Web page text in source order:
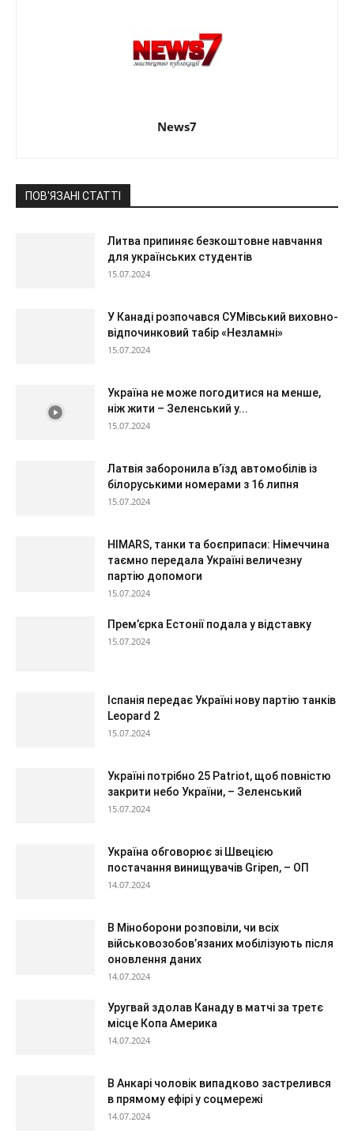
News7
ПОВ'ЯЗАНІ СТАТТІ
Литва припиняє безкоштовне навчання
для українських студентів
15.07.2024
У Канаді розпочався СУМівський виховно-
відпочинковий табір «Незламні»
15.07.2024
Україна не може погодитися на менше,
ніж жити – Зеленський у...
15.07.2024
Латвія заборонила в’їзд автомобілів із
білоруськими номерами з 16 липня
15.07.2024
HIMARS, танки та боєприпаси: Німеччина
таємно передала Україні величезну
партію допомоги
15.07.2024
Прем’єрка Естонії подала у відставку
15.07.2024
Іспанія передає Україні нову партію танків
Leopard 2
15.07.2024
Україні потрібно 25 Patriot, щоб повністю
закрити небо України, – Зеленський
15.07.2024
Україна обговорює зі Швецією
постачання винищувачів Gripen, – ОП
14.07.2024
В Міноборони розповіли, чи всіх
військовозобов’язаних мобілізують після
оновлення даних
14.07.2024
Уругвай здолав Канаду в матчі за третє
місце Копа Америка
14.07.2024
В Анкарі чоловік випадково застрелився
в прямому ефірі у соцмережі
14.07.2024